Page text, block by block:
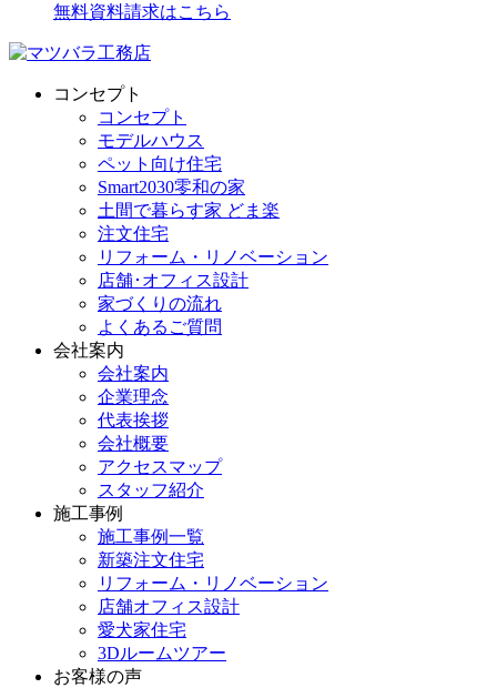
無料資料請求はこちら
コンセプト
コンセプト
モデルハウス
ペット向け住宅
Smart2030零和の家
土間で暮らす家 どま楽
注文住宅
リフォーム・リノベーション
店舗･オフィス設計
家づくりの流れ
よくあるご質問
会社案内
会社案内
企業理念
代表挨拶
会社概要
アクセスマップ
スタッフ紹介
施工事例
施工事例一覧
新築注文住宅
リフォーム・リノベーション
店舗オフィス設計
愛犬家住宅
3Dルームツアー
お客様の声